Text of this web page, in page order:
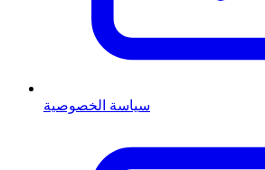
سياسة الخصوصية